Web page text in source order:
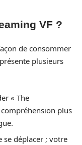
VF ?
de consommer
plusieurs
« The
plus
se déplacer ; votre